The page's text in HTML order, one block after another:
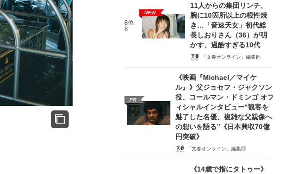
8位
8
NEW
11人からの集団リンチ、
腕に10箇所以上の根性焼
き…「音速天女」初代総
長しおりさん（36）が明
かす、過酷すぎる10代
「文春オンライン」編集部
PR
《映画『Michael／マイケ
ル』》父ジョセフ・ジャクソン
役、コールマン・ドミンゴ オフ
ィシャルインタビュー“観客を
魅了した名優、複雑な父親像へ
の想いを語る”《日本興収70億
円突破》
「文春オンライン」編集部
《14歳で指にタトゥー》